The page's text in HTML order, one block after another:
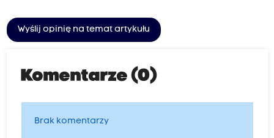
Wyślij opinię na temat artykułu
Komentarze (0)
Brak komentarzy